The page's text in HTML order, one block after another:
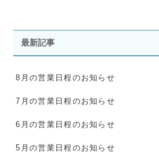
最新記事
8月の営業日程のお知らせ
7月の営業日程のお知らせ
6月の営業日程のお知らせ
5月の営業日程のお知らせ